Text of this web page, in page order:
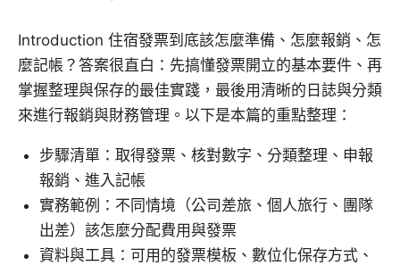
Introduction 住宿發票到底該怎麼準備、怎麼報銷、怎
麼記帳？答案很直白：先搞懂發票開立的基本要件、再
掌握整理與保存的最佳實踐，最後用清晰的日誌與分類
來進行報銷與財務管理。以下是本篇的重點整理：
步驟清單：取得發票、核對數字、分類整理、申報
報銷、進入記帳
實務範例：不同情境（公司差旅、個人旅行、團隊
出差）該怎麼分配費用與發票
資料與工具：可用的發票模板、數位化保存方式、